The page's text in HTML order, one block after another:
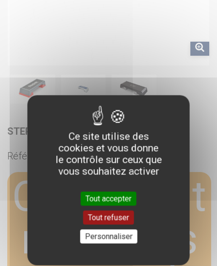
STEP REEBOK - OCCASION
Référence : REBOCCASION
Ce produit
n'est plus
Ce site utilise des
cookies et vous donne
le contrôle sur ceux que
vous souhaitez activer
Tout accepter
Tout refuser
Personnaliser